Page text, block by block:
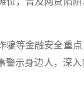
等金融安全重
示身边人， 深入